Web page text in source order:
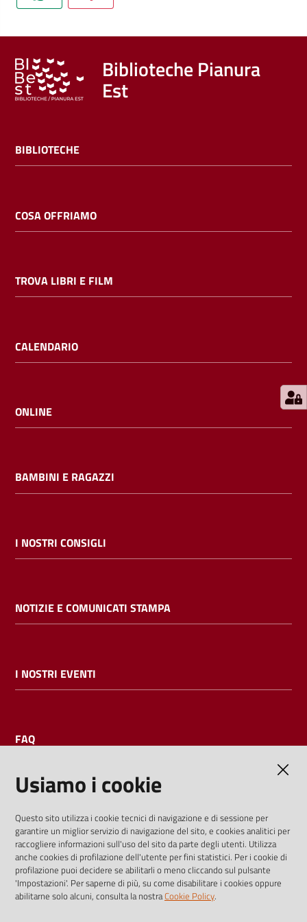
e
Calendario
Online
ragazzi
i
l
Cerca nei
cataloghi
Chiedi al
Biblioteche Pianura
Est
BIBLIOTECHE
COSA OFFRIAMO
TROVA LIBRI E FILM
CALENDARIO
ONLINE
BAMBINI E RAGAZZI
I NOSTRI CONSIGLI
NOTIZIE E COMUNICATI STAMPA
I NOSTRI EVENTI
FAQ
I dati personali pubblicati sono riutilizzabili solo alle condizioni
previste dalla direttiva comunitaria 2003/98/CE e dal d.lgs.
36/2006
Usiamo i cookie
Questo sito utilizza i cookie tecnici di navigazione e di sessione per
garantire un miglior servizio di navigazione del sito, e cookies analitici per
raccogliere informazioni sull'uso del sito da parte degli utenti. Utilizza
anche cookies di profilazione dell'utente per fini statistici. Per i cookie di
profilazione puoi decidere se abilitarli o meno cliccando sul pulsante
'Impostazioni'. Per saperne di più, su come disabilitare i cookies oppure
abilitarne solo alcuni, consulta la nostraCookie Policy.